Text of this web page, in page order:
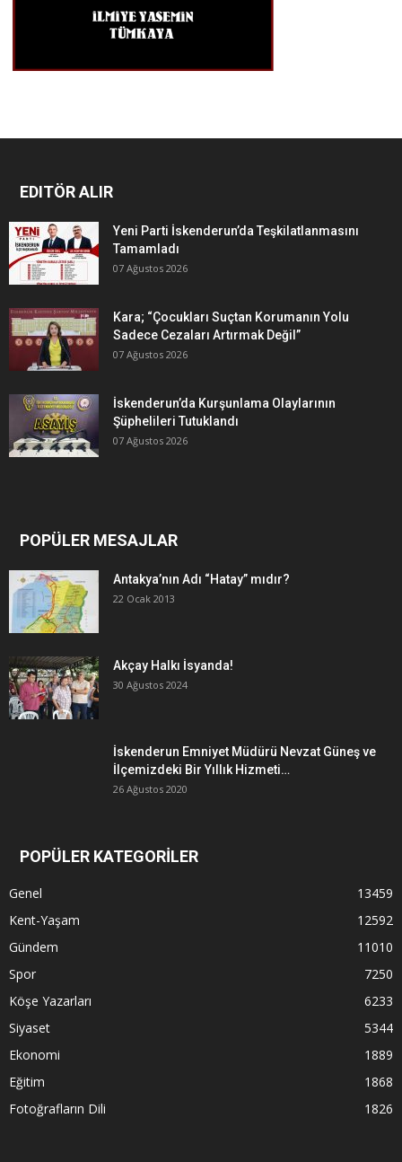
EDITÖR ALIR
Yeni Parti İskenderun’da Teşkilatlanmasını
Tamamladı
07 Ağustos 2026
Kara; “Çocukları Suçtan Korumanın Yolu
Sadece Cezaları Artırmak Değil”
07 Ağustos 2026
İskenderun’da Kurşunlama Olaylarının
Şüphelileri Tutuklandı
07 Ağustos 2026
POPÜLER MESAJLAR
Antakya’nın Adı “Hatay” mıdır?
22 Ocak 2013
Akçay Halkı İsyanda!
30 Ağustos 2024
İskenderun Emniyet Müdürü Nevzat Güneş ve
İlçemizdeki Bir Yıllık Hizmeti…
26 Ağustos 2020
POPÜLER KATEGORİLER
Genel
13459
Kent-Yaşam
12592
Gündem
11010
Spor
7250
Köşe Yazarları
6233
Siyaset
5344
Ekonomi
1889
Eğitim
1868
Fotoğrafların Dili
1826